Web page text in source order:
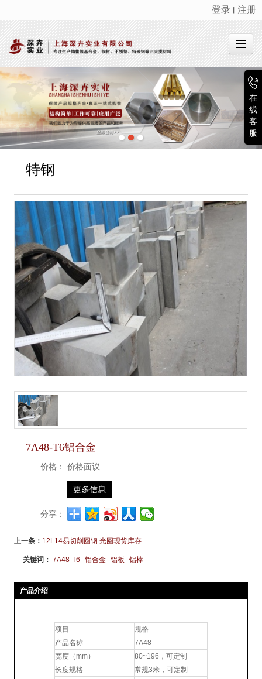
很遗憾，因您的浏览器版本过低导致无法获得最佳浏览体验，推荐下载安装谷歌浏览器！
登录 注册
特钢
7A48-T6铝合金
价格： 价格面议
更多信息
分享：
上一条： 12L14易切削圆钢 光圆现货库存
关键词：7A48-T6 铝合金 铝板 铝棒
产品介绍
项目
规格
产品名称
7A48
宽度（mm）
80~196，可定制
长度规格
常规3米，可定制
在
线
客
服